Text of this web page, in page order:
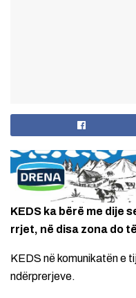
KEDS ka bërë me dije
rrjet, në disa zona do
KEDS në komunikatën e
ndërprerjeve.